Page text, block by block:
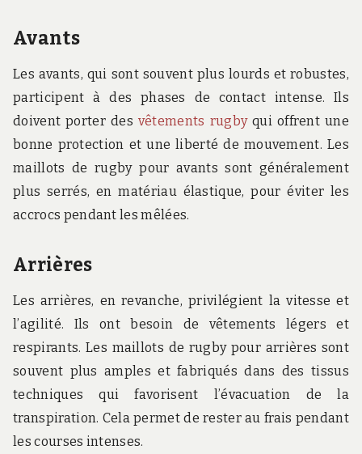
Avants
Les avants, qui sont souvent plus lourds et robustes,
participent à des phases de contact intense. Ils
doivent porter des vêtements rugbyqui offrent une
bonne protection et une liberté de mouvement. Les
maillots de rugby pour avants sont généralement
plus serrés, en matériau élastique, pour éviter les
accrocs pendant les mêlées.
Arrières
Les arrières, en revanche, privilégient la vitesse et
l’agilité. Ils ont besoin de vêtements légers et
respirants. Les maillots de rugby pour arrières sont
souvent plus amples et fabriqués dans des tissus
techniques qui favorisent l’évacuation de la
transpiration. Cela permet de rester au frais pendant
les courses intenses.